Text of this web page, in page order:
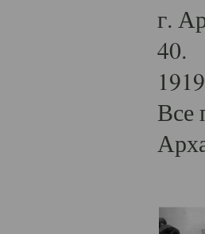
г.
40.
Все